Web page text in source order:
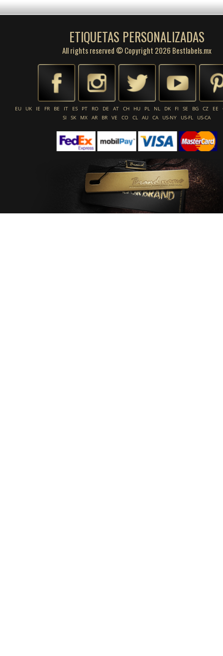
ETIQUETAS PERSONALIZADAS
All rights reserved © Copyright 2026 Bestlabels.mx
EU UK IE FR BE IT ES PT RO DE AT CH HU PL NL DK FI SE BG CZ EE
SI
SK MX AR BR VE CO CL AU CA US-NY US-FL US-CA